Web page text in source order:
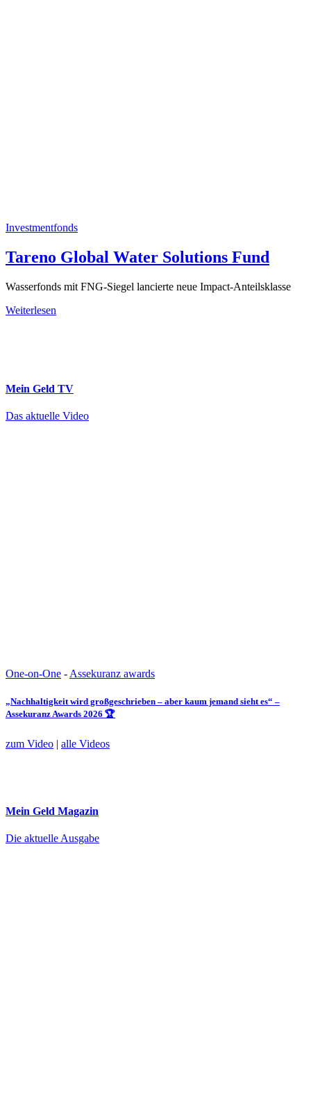
Investmentfonds
Tareno Global Water Solutions Fund
Wasserfonds mit FNG-Siegel lancierte neue Impact-Anteilsklasse
Weiterlesen
Mein Geld TV
Das aktuelle Video
One-on-One - Assekuranz awards
„Nachhaltigkeit wird großgeschrieben – aber kaum jemand sieht es“ –
Assekuranz Awards 2026 🏆
zum Video | alle Videos
Mein Geld Magazin
Die aktuelle Ausgabe